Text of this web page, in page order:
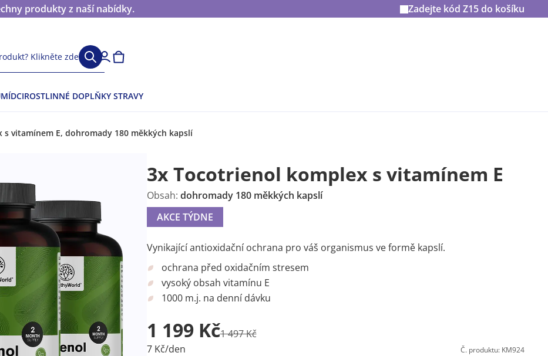
produkty z naší nabídky. Zadejte kód Z15do košíku
Klikněte zde
ROSTLINNÉ DOPLŇKY STRAVY
vitamínem E, dohromady 180 měkkých kapslí
3x Tocotrienol komplex s vitamínem E
Obsah: dohromady 180 měkkých kapslí
AKCE TÝDNE
Vynikající antioxidační ochrana pro váš organismus ve formě kapslí.
ochrana před oxidačním stresem
vysoký obsah vitamínu E
1000 m.j. na denní dávku
1 199 Kč1 497 Kč
7 Kč/den
Č. produktu: KM924